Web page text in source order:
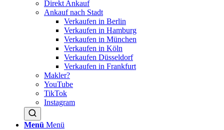
Direkt Ankauf
Ankauf nach Stadt
Verkaufen in Berlin
Verkaufen in Hamburg
Verkaufen in München
Verkaufen in Köln
Verkaufen Düsseldorf
Verkaufen in Frankfurt
Makler?
YouTube
TikTok
Instagram
Menü Menü